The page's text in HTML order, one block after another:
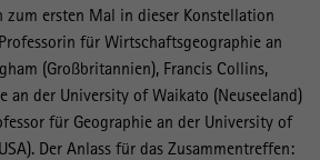
zum ersten Mal in dieser Konstellation
für Wirtschaftsgeographie an
(Großbritannien), Francis Collins,
an der University of Waikato (Neuseeland)
für Geographie an der University of
Der Anlass für das Zusammentreffen: